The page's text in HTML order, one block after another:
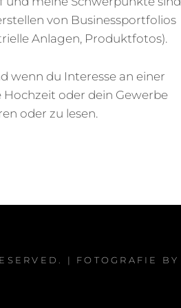
von Businessportfolios
Anlagen, Produktfotos).
wenn du Interesse an einer
oder dein Gewerbe
oder zu lesen.
| FOTOGRAFIE BY